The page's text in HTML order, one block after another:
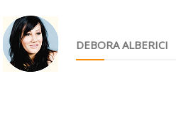
DEBORA ALBERICI